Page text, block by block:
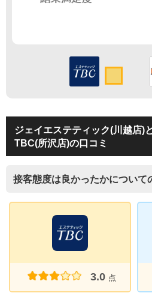
ジェイエステティック(川越店)
TBC(所沢店)の口コミ
接客態度は良かったかについて
3.0 点